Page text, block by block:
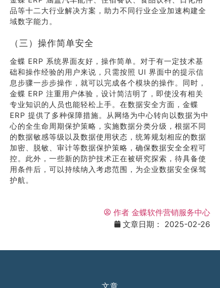
品等十二大行业解决方案，助力不同行业企业加速构建全
域数字能力。
（三）操作简单安全
金蝶 ERP 系统界面友好，操作简单。对于有一定技术基
础和操作经验的用户来说，只需按照 UI 界面中的提示信
息步骤一步步操作，就可以完成各个模块的操作。同时，
金蝶 ERP 注重用户体验，设计简洁明了，即使没有相关
专业知识的人员也能轻松上手。在数据安全方面，金蝶
ERP 提供了多种保障措施。从网络为中心转向以数据为中
心的全生命周期保护策略，实施数据分类分级，根据不同
的数据敏感等级以及数据使用状态，统筹规划相应的数据
加密、脱敏、审计等数据保护策略，确保数据安全全程可
控。此外，一些新的防护技术正在被研究探索，待具备使
用条件后，可以持续纳入考虑范围，为企业数据安全保驾
护航。
作者 金蝶软件营销服务中心
文章日期：
2025-02-26
文章